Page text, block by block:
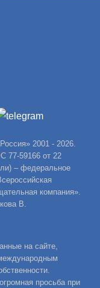
2001 - 2026.
77-59166 от 22
– федеральное
компания».
В.
на сайте,
просьба при